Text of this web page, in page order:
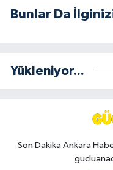
Bunlar Da
Yükleniyor...
Son Dakika Ankara